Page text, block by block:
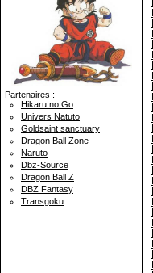
Partenaires :
Hikaru no Go
Univers Natuto
Goldsaint sanctuary
Dragon Ball Zone
Naruto
Dbz-Source
Dragon Ball Z
DBZ Fantasy
Transgoku